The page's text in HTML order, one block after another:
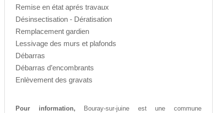
Remise en état aprés travaux
Désinsectisation - Dératisation
Remplacement gardien
Lessivage des murs et plafonds
Débarras
Débarras d’encombrants
Enlèvement des gravats
Pour information, Bouray-sur-juine est une commune